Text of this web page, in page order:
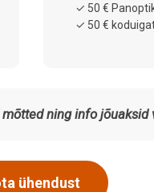
✓ 50 €
✓ 50 €
ning info
ühendust